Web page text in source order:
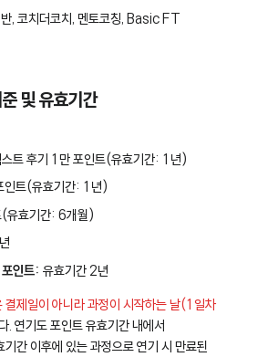
, 코치더코치, 멘토코칭, Basic FT
및 유효기간
트 후기 1만 포인트(유효기간: 1년)
인트(유효기간: 1년)
유효기간: 6개월)
인트: 유효기간 2년
결제일이 아니라 과정이 시작하는 날(1일차
. 연기도 포인트 유효기간 내에서
간 이후에 있는 과정으로 연기 시 만료된